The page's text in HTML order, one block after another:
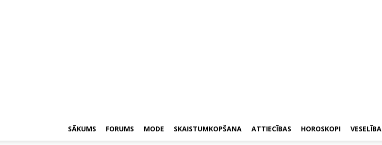
SĀKUMS FORUMS MODE SKAISTUMKOPŠANA ATTIECĪBAS HOROSKOPI VESELĪBA